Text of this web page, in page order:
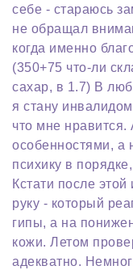
себе - стараюсь
не обращал
когда именно
(350+75 что-ли
сахар, в 1.7) В
я стану
что мне нравится.
особенностями, а
психику в
Кстати после
руку - который
гипы, а на
кожи. Летом
адекватно.